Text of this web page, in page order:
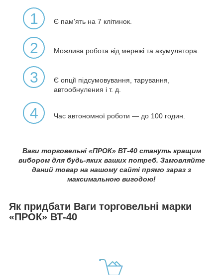
1 Є пам'ять на 7 клітинок.
2 Можлива робота від мережі та акумулятора.
3
Є опції підсумовування, тарування,
автообнуления і т. д.
4 Час автономної роботи — до 100 годин.
Ваги торговельні «ПРОК» ВТ-40 стануть кращим
вибором для будь-яких ваших потреб. Замовляйте
даний товар на нашому сайті прямо зараз з
максимальною вигодою!
Як придбати Ваги торговельні марки
«ПРОК» ВТ-40